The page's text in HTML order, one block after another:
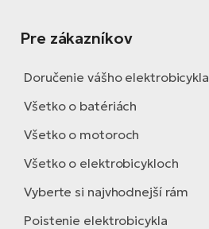
Pre zákazníkov
Doručenie vášho elektrobicykla
Všetko o batériách
Všetko o motoroch
Všetko o elektrobicykloch
Vyberte si najvhodnejší rám
Poistenie elektrobicykla